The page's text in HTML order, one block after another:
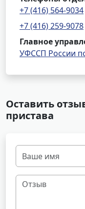
+7 (416) 564-9034
+7 (416) 259-9078
Главное
УФССП России
Оставить
пристава